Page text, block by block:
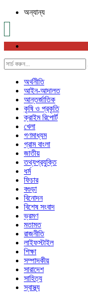
অন্যান্য
অর্থনীতি
আইন-আদালত
আন্তর্জাতিক
কৃষি ও প্রকৃতি
ক্রাইম রিপোর্ট
খেলা
গণমাধ্যম
গ্রাম বাংলা
জাতীয়
তথ্যপ্রযুক্তি
ধর্ম
ফিচার
বগুড়া
বিনোদন
বিশেষ সংবাদ
ভ্রমণ
মতামত
রাজনীতি
লাইফস্টাইল
শিক্ষা
সম্পাদকীয়
সারাদেশ
সাহিত্য
স্বাস্থ্য